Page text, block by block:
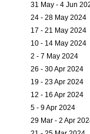
31 May - 4 Jun
24 - 28 May 2024
17 - 21 May 2024
10 - 14 May 2024
2 - 7 May 2024
26 - 30 Apr 2024
19 - 23 Apr 2024
12 - 16 Apr 2024
5 - 9 Apr 2024
29 Mar - 2 Apr